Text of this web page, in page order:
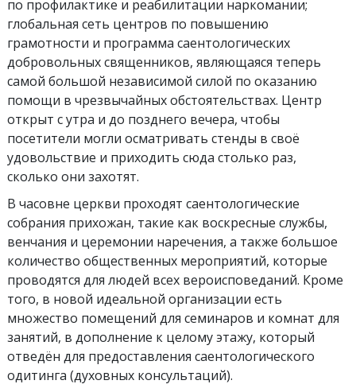
по профилактике и реабилитации наркомании;
глобальная сеть центров по повышению
грамотности и программа саентологических
добровольных священников, являющаяся теперь
самой большой независимой силой по оказанию
помощи в чрезвычайных обстоятельствах. Центр
открыт с утра и до позднего вечера, чтобы
посетители могли осматривать стенды в своё
удовольствие и приходить сюда столько раз,
сколько они захотят.
В часовне церкви проходят саентологические
собрания прихожан, такие как воскресные службы,
венчания и церемонии наречения, а также большое
количество общественных мероприятий, которые
проводятся для людей всех вероисповеданий. Кроме
того, в новой идеальной организации есть
множество помещений для семинаров и комнат для
занятий, в дополнение к целому этажу, который
отведён для предоставления саентологического
одитинга (духовных консультаций).